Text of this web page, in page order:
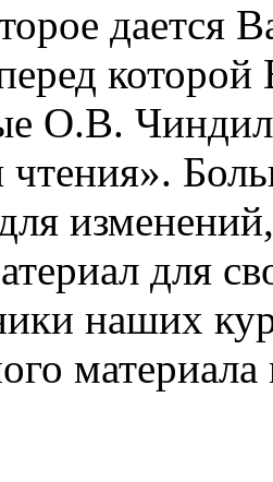
дается
О.В.
чтения».
для
наших